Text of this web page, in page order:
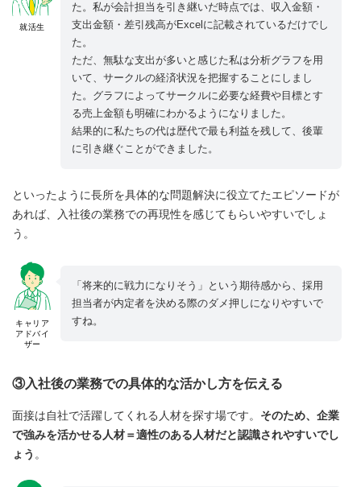
就活生
た。私が会計担当を引き継いだ時点では、収入金額・
支出金額・差引残高がExcelに記載されているだけでし
た。
ただ、無駄な支出が多いと感じた私は分析グラフを用
いて、サークルの経済状況を把握することにしまし
た。グラフによってサークルに必要な経費や目標とす
る売上金額も明確にわかるようになりました。
結果的に私たちの代は歴代で最も利益を残して、後輩
に引き継ぐことができました。
といったように長所を具体的な問題解決に役立てたエピソードが
あれば、入社後の業務での再現性を感じてもらいやすいでしょ
う。
キャリア
アドバイ
ザー
「将来的に戦力になりそう」という期待感から、採用
担当者が内定者を決める際のダメ押しになりやすいで
すね。
③入社後の業務での具体的な活かし方を伝える
面接は自社で活躍してくれる人材を探す場です。 そのため、企業
で強みを活かせる人材＝適性のある人材だと認識されやすいでし
ょう 。